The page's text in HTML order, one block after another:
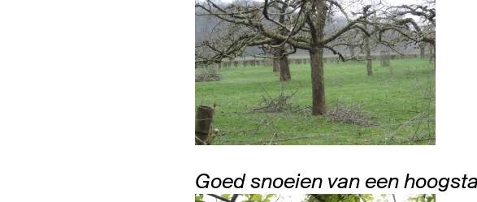
Goed snoeien van een